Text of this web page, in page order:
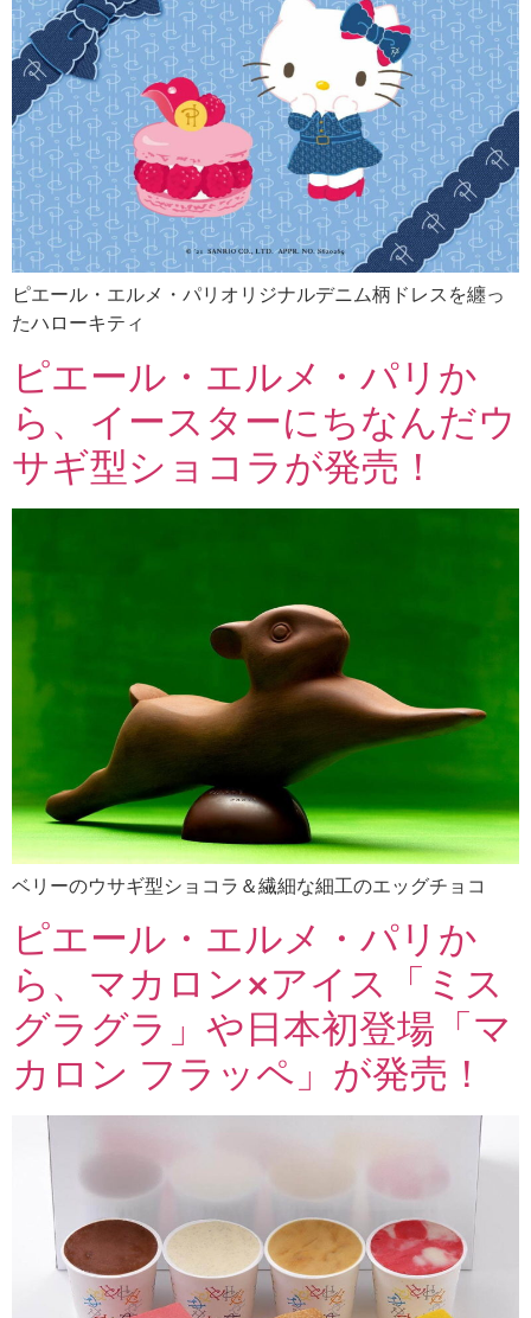
ピエール・エルメ・パリオリジナルデニム柄ドレスを纏っ
たハローキティ
ピエール・エルメ・パリか
ら、イースターにちなんだウ
サギ型ショコラが発売！
ベリーのウサギ型ショコラ＆繊細な細工のエッグチョコ
ピエール・エルメ・パリか
ら、マカロン×アイス「ミス
グラグラ」や日本初登場「マ
カロン フラッペ」が発売！